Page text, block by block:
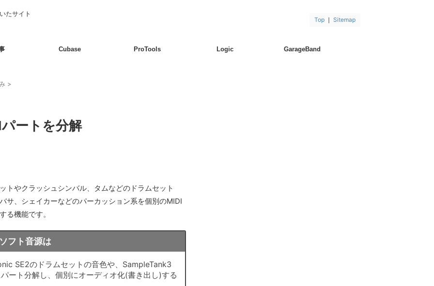
たサイト
Top ｜ Sitemap
Cubase ProTools Logic GarageBand
>
ートを分解
トやクラッシュシンバル、タムなどのドラムセット
サ、シェイカーなどのパーカッション系を個別のMIDI
る機能です。
フト音源は
SE2のドラムセットの音色や、SampleTank3
ート分解し、個別にオーディオ化(書き出し)する